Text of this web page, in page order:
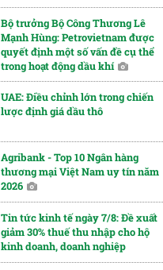
Bộ trưởng Bộ Công Thương Lê
Mạnh Hùng: Petrovietnam được
quyết định một số vấn đề cụ thể
trong hoạt động dầu khí
UAE: Điều chỉnh lớn trong chiến
lược định giá dầu thô
Agribank - Top 10 Ngân hàng
thương mại Việt Nam uy tín năm
2026
Tin tức kinh tế ngày 7/8: Đề xuất
giảm 30% thuế thu nhập cho hộ
kinh doanh, doanh nghiệp